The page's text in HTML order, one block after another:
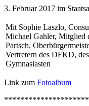
3. Februar 2017 im
Mit Sophie Laszlo,
Michael Gahler, Mitglied
Partsch,
Vertretern des DFKD,
Gymnasiasten
Link zum Fotoalbum